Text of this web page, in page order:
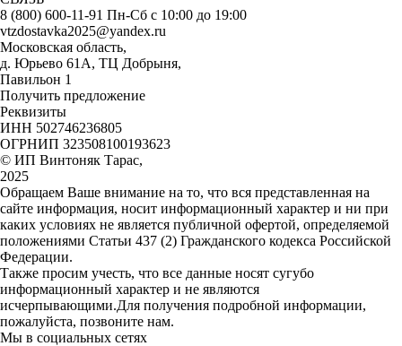
8 (800) 600-11-91 Пн-Сб с 10:00 до 19:00
vtzdostavka2025@yandex.ru
Московская область,
д. Юрьево 61А, ТЦ Добрыня,
Павильон 1
Получить предложение
Реквизиты
ИНН 502746236805
ОГРНИП 323508100193623
© ИП Винтоняк Тарас,
2025
Обращаем Ваше внимание на то, что вся представленная на
сайте информация, носит информационный характер и ни при
каких условиях не является публичной офертой, определяемой
положениями Статьи 437 (2) Гражданского кодекса Российской
Федерации.
Также просим учесть, что все данные носят сугубо
информационный характер и не являются
исчерпывающими.Для получения подробной информации,
пожалуйста, позвоните нам.
Мы в социальных сетях